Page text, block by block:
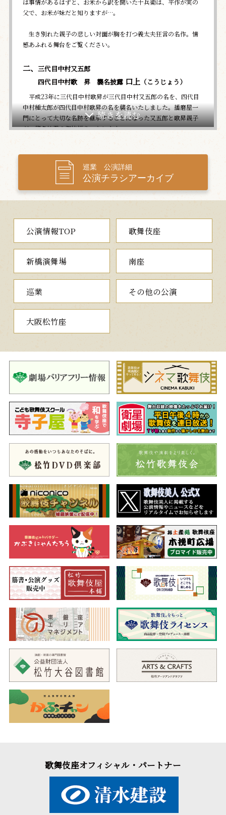
父で、お米が妹だと知りますが…。
生き別れた親子の悲しい対面が胸を打つ義太夫狂言の名作。情
感あふれる舞台をご覧ください。
二、 三代目中村又五郎
四代目中村歌 昇 襲名披露口上 （こうじょう）
平成23年に三代目中村歌昇が三代目中村又五郎の名を、四代目
中村種太郎が四代目中村歌昇の名を襲名いたしました。播磨屋一
門にとって大切な名跡を継承することになった又五郎と歌昇親子
が、襲名披露の御挨拶をいたします。
三、連獅子（れんじし）
文殊菩薩の浄土と言われる唐の清涼山に架かる石橋にやって来
たのは、狂言師の右近と左近の親子。手獅子を携えたふたりは、
親獅子が仔獅子を千尋の谷に突き落とし、這い上がってきた子だ
けを育てるという故事を踊ります。
その後、ふたりの旅僧が現れますが、互いの宗派が違うことが
わかると宗論を始めます。やがて、親子の獅子の精が現れ、獅子
の狂いを勇壮に舞い納めます。この獅子の毛振りが見どころの長
唄舞踊です。
巡業 公演詳細
公演チラシアーカイブ
公演情報TOP 歌舞伎座
新橋演舞場 南座
巡業 その他の公演
大阪松竹座
歌舞伎座オフィシャル・パートナー